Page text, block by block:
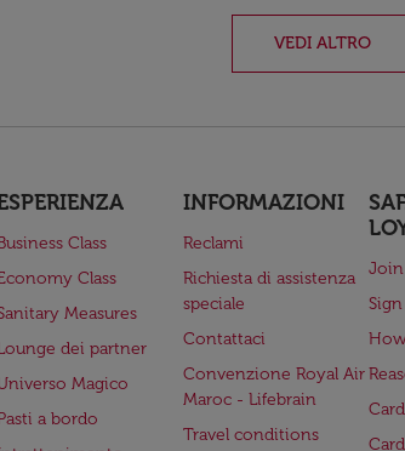
VEDI ALTRO
Class
Class
Measures
dei partner
Magico
a bordo
INFORMAZIONI
Reclami
Richiesta di assistenza
speciale
Contattaci
Convenzione Royal Air
Maroc - Lifebrain
Travel conditions
Join